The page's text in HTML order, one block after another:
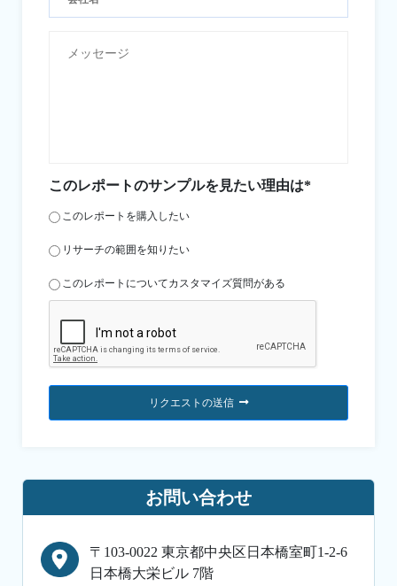
このレポートのサンプルを見たい理由は*
このレポートを購入したい
リサーチの範囲を知りたい
このレポートについてカスタマイズ質問がある
リクエストの送信
お問い合わせ
〒103-0022 東京都中央区日本橋室町1-2-6
日本橋大栄ビル 7階